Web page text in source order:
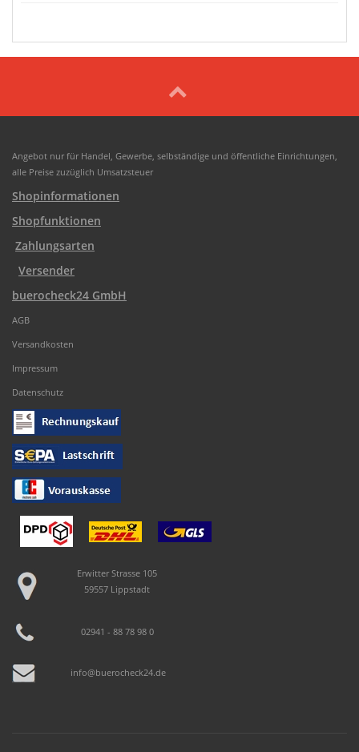
Angebot nur für Handel, Gewerbe, selbständige und öffentliche Einrichtungen,
alle Preise zuzüglich Umsatzsteuer
Shopinformationen
Shopfunktionen
Zahlungsarten
Versender
buerocheck24 GmbH
AGB
Versandkosten
Impressum
Datenschutz
Erwitter Strasse 105
59557 Lippstadt
02941 - 88 78 98 0
info@buerocheck24.de